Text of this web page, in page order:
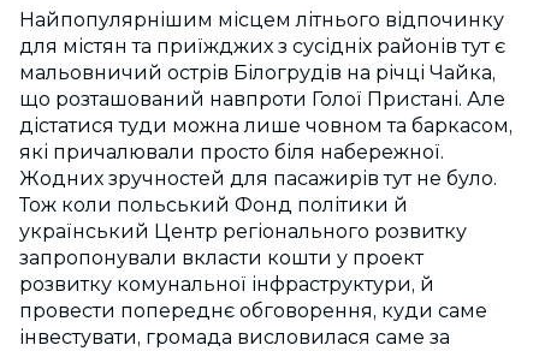
Найпопулярнішим місцем літнього відпочинку
для містян та приїжджих з сусідніх районів тут є
мальовничий острів Білогрудів на річці Чайка,
що розташований навпроти Голої Пристані. Але
дістатися туди можна лише човном та баркасом,
які причалювали просто біля набережної.
Жодних зручностей для пасажирів тут не було.
Тож коли польський Фонд політики й
український Центр регіонального розвитку
запропонували вкласти кошти у проект
розвитку комунальної інфраструктури, й
провести попереднє обговорення, куди саме
інвестувати, громада висловилася саме за